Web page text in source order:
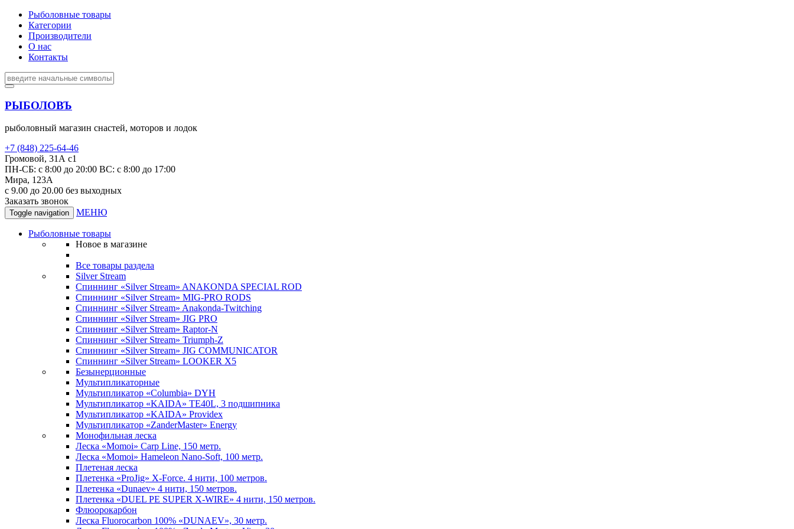
Рыболовные товары
Категории
Производители
О нас
Контакты
РЫБОЛОВЪ
рыболовный магазин снастей, моторов и лодок
+7 (848) 225-64-46
Громовой, 31А с1
ПН-СБ: с 8:00 до 20:00 ВС: с 8:00 до 17:00
Мира, 123А
с 9.00 до 20.00 без выходных
Заказать звонок
Toggle navigation МЕНЮ
Рыболовные товары
Новое в магазине
Все товары раздела
Silver Stream
Спиннинг «Silver Stream» ANAKONDA SPECIAL ROD
Спиннинг «Silver Stream» MIG-PRO RODS
Спиннинг «Silver Stream» Anakonda-Twitching
Спиннинг «Silver Stream» JIG PRO
Спиннинг «Silver Stream» Raptor-N
Спиннинг «Silver Stream» Triumph-Z
Спиннинг «Silver Stream» JIG COMMUNICATOR
Спиннинг «Silver Stream» LOOKER X5
Безынерционные
Мультипликаторные
Мультипликатор «Columbia» DYH
Мультипликатор «KAIDA» TE40L, 3 подшипника
Мультипликатор «KAIDA» Providex
Мультипликатор «ZanderMaster» Energy
Монофильная леска
Леска «Momoi» Carp Line, 150 метр.
Леска «Momoi» Hameleon Nano-Soft, 100 метр.
Плетеная леска
Плетенка «ProJig» X-Force. 4 нити, 100 метров.
Плетенка «Dunaev» 4 нити, 150 метров.
Плетенка «DUEL PE SUPER X-WIRE» 4 нити, 150 метров.
Флюорокарбон
Леска Fluorocarbon 100% «DUNAEV», 30 метр.